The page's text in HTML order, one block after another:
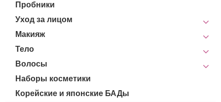
Пробники
Уход за лицом
Макияж
Тело
Волосы
Наборы косметики
Корейские и японские БАДы